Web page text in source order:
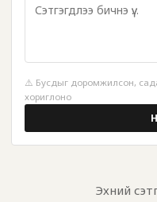
⚠️ Бусдыг доромжилсон,
хориглоно
Эхний